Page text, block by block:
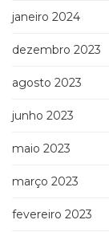
(63)
(132)
categoria
Televisão
Temas
africanos
Terapia
janeiro 2024
dezembro 2023
agosto 2023
junho 2023
maio 2023
março 2023
fevereiro 2023